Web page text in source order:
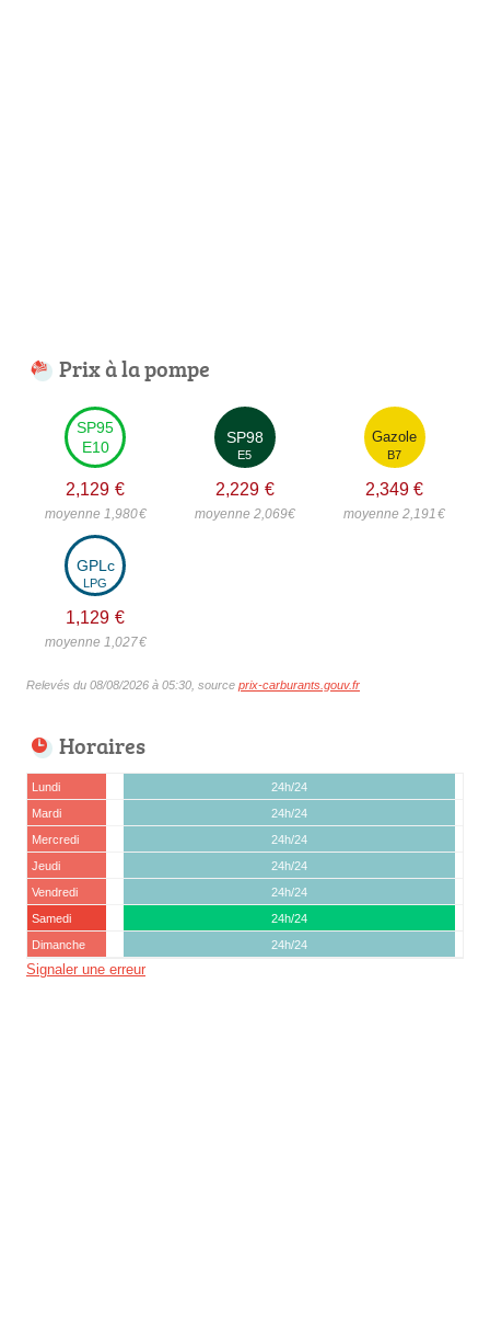
Prix à la pompe
SP95
E10
2,129 €
moyenne 1,980€
SP98
E5
2,229 €
moyenne 2,069€
Gazole
B7
2,349 €
moyenne 2,191€
GPLc
LPG
1,129 €
moyenne 1,027€
Relevés du 08/08/2026 à 05:30, source prix-carburants.gouv.fr
Horaires
Lundi
24h/24
Mardi
24h/24
Mercredi
24h/24
Jeudi
24h/24
Vendredi
24h/24
Samedi
24h/24
Dimanche
24h/24
Signaler une erreur